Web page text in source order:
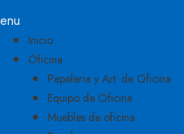
Inicio
Oficina
Papeleria y Art. de Oficina
Equipo de Oficina
Muebles de oficina